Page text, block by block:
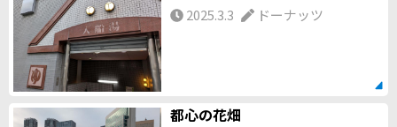
2025.3.3 ドーナッツ
都心の花畑